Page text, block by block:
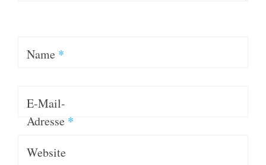
Name *
E-Mail-
Adresse*
Website